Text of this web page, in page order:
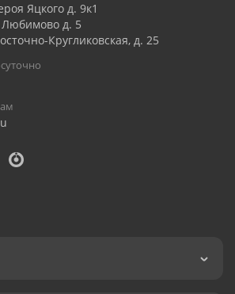
Яцкого д. 9к1
д. 5
Кругликовская, д. 25